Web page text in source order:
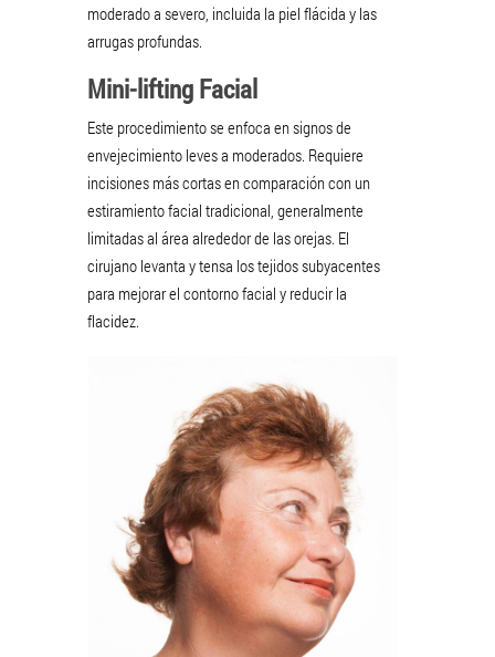
moderado a severo, incluida la piel flácida y las
arrugas profundas.
Mini-lifting Facial
Este procedimiento se enfoca en signos de
envejecimiento leves a moderados. Requiere
incisiones más cortas en comparación con un
estiramiento facial tradicional, generalmente
limitadas al área alrededor de las orejas. El
cirujano levanta y tensa los tejidos subyacentes
para mejorar el contorno facial y reducir la
flacidez.